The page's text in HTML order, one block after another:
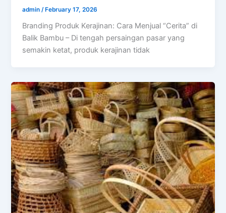
admin /February 17, 2026
Branding Produk Kerajinan: Cara Menjual “Cerita” di
Balik Bambu – Di tengah persaingan pasar yang
semakin ketat, produk kerajinan tidak